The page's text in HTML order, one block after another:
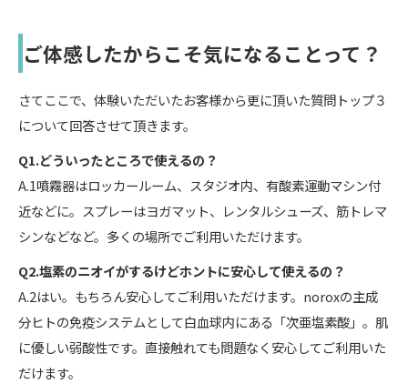
ご体感したからこそ気になることって？
さてここで、体験いただいたお客様から更に頂いた質問トップ３
について回答させて頂きます。
Q1.どういったところで使えるの？
A.1噴霧器はロッカールーム、スタジオ内、有酸素運動マシン付
近などに。スプレーはヨガマット、レンタルシューズ、筋トレマ
シンなどなど。多くの場所でご利用いただけます。
Q2.塩素のニオイがするけどホントに安心して使えるの？
A.2はい。もちろん安心してご利用いただけます。noroxの主成
分ヒトの免疫システムとして白血球内にある「次亜塩素酸」。肌
に優しい弱酸性です。直接触れても問題なく安心してご利用いた
だけます。